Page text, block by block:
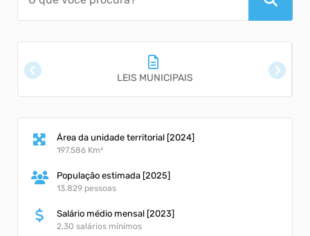
LEIS MUNICIPAIS
Área da unidade territorial [2024]
197.586 Km²
População estimada [2025]
13.829 pessoas
Salário médio mensal [2023]
2,30 salários mínimos